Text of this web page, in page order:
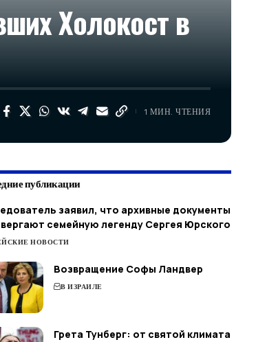
Холокост в
1 МИН. ЧТЕНИЯ
публикации
заявил, что архивные документы
семейную легенду Сергея Юрского
НОВОСТИ
Возвращение Софы Ландвер
В ИЗРАИЛЕ
Грета Тунберг: от святой климата